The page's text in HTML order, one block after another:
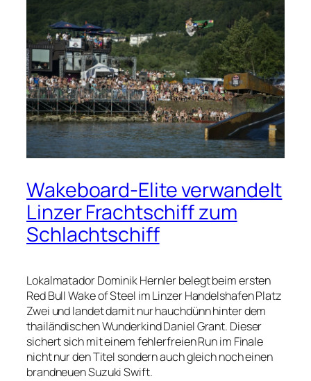
Wakeboard-Elite verwandelt
Linzer Frachtschiff zum
Schlachtschiff
Lokalmatador Dominik Hernler belegt beim ersten
Red Bull Wake of Steel im Linzer Handelshafen Platz
Zwei und landet damit nur hauchdünn hinter dem
thailändischen Wunderkind Daniel Grant. Dieser
sichert sich mit einem fehlerfreien Run im Finale
nicht nur den Titel sondern auch gleich noch einen
brandneuen Suzuki Swift.